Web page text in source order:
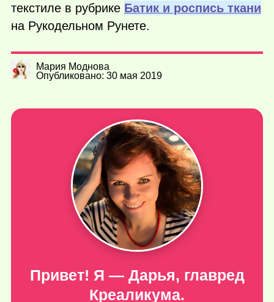
текстиле в рубрике Батик и роспись ткани
на Рукодельном Рунете.
Мария Моднова
Опубликовано: 30 мая 2019
Привет! Я — Дарья, главред
Креаликума.